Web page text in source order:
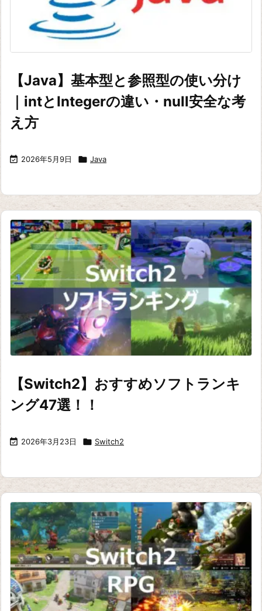
【Java】基本型と参照型の使い分け
｜intとIntegerの違い・null安全な考
え方
 2026年5月9日  Java
【Switch2】おすすめソフトランキ
ング47選！！
 2026年3月23日  Switch2